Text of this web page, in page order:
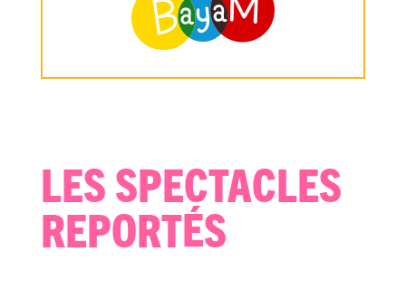
Les spectacles
reportés